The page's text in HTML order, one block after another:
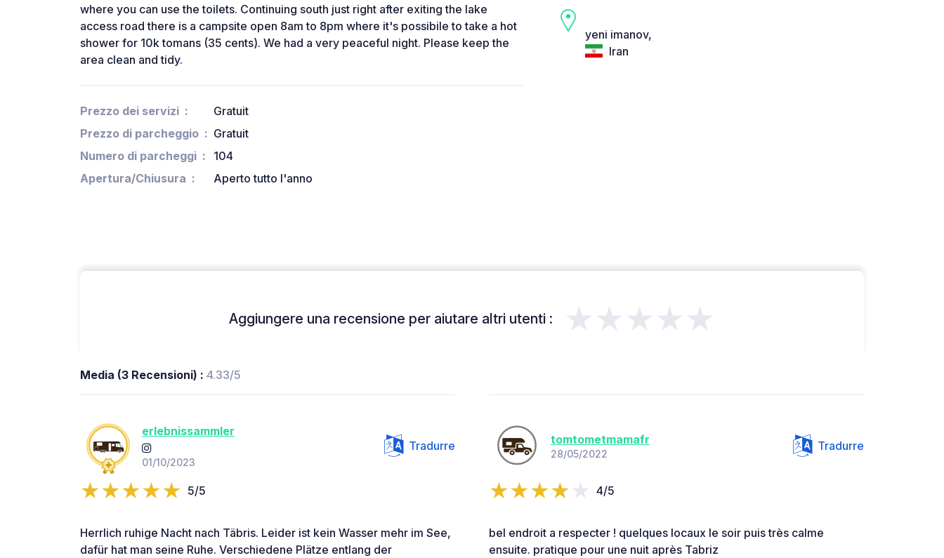
where you can use the toilets. Continuing south just right after exiting the lake
access road there is a campsite open 8am to 8pm where it's possibile to take a hot
shower for 10k tomans (35 cents). We had a very peaceful night. Please keep the
area clean and tidy.
Prezzo dei servizi
Gratuit
Prezzo di parcheggio
Gratuit
Numero di parcheggi
104
Apertura/Chiusura
Aperto tutto l'anno
yeni imanov,
Iran
Aggiungere una recensione per aiutare altri utenti : ★★★★★
Media (3 Recensioni) : 4.33/5
erlebnissammler
01/10/2023
Tradurre
5/5
Herrlich ruhige Nacht nach Täbris. Leider ist kein Wasser mehr im See,
dafür hat man seine Ruhe. Verschiedene Plätze entlang der
tomtometmamafr
28/05/2022
Tradurre
4/5
bel endroit a respecter ! quelques locaux le soir puis très calme
ensuite. pratique pour une nuit après Tabriz